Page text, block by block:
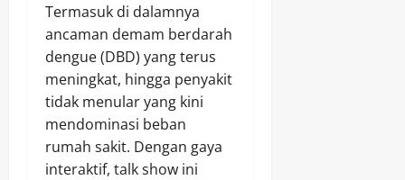
Termasuk di dalamnya
ancaman demam berdarah
dengue (DBD) yang terus
meningkat, hingga penyakit
tidak menular yang kini
mendominasi beban
rumah sakit. Dengan gaya
interaktif, talk show ini